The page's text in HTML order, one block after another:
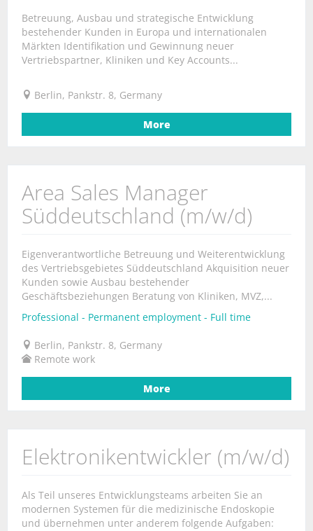
Betreuung, Ausbau und strategische Entwicklung
bestehender Kunden in Europa und internationalen
Märkten Identifikation und Gewinnung neuer
Vertriebspartner, Kliniken und Key Accounts...
Berlin, Pankstr. 8, Germany
More
Area Sales Manager
Süddeutschland (m/w/d)
Eigenverantwortliche Betreuung und Weiterentwicklung
des Vertriebsgebietes Süddeutschland Akquisition neuer
Kunden sowie Ausbau bestehender
Geschäftsbeziehungen Beratung von Kliniken, MVZ,...
Professional - Permanent employment - Full time
Berlin, Pankstr. 8, Germany
Remote work
More
Elektronikentwickler (m/w/d)
Als Teil unseres Entwicklungsteams arbeiten Sie an
modernen Systemen für die medizinische Endoskopie
und übernehmen unter anderem folgende Aufgaben: